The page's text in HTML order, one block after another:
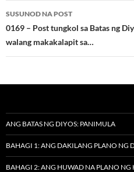
SUSUNOD NA POST
0169 – Post tungkol sa Batas ng
walang makakalapit sa…
ANG BATAS NG DIYOS: PANIMULA
BAHAGI 1: ANG DAKILANG PLANO NG
BAHAGI 2: ANG HUWAD NA PLANO NG